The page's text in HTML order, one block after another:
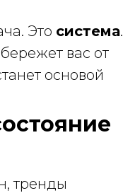
Это система.
вас от
основой
тренды